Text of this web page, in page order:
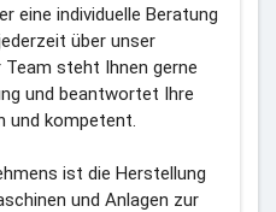
eine individuelle Beratung
über unser
steht Ihnen gerne
und beantwortet Ihre
und kompetent.
ist die Herstellung
und Anlagen zur